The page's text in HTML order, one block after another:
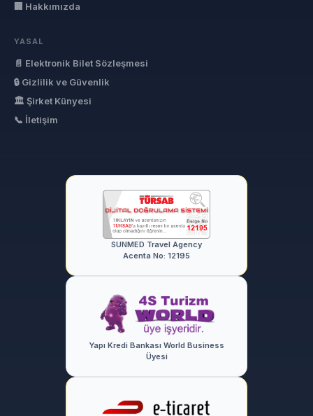
🏢 Hakkımızda
YASAL
📄 Elektronik Bilet Sözleşmesi
🔒 Gizlilik ve Güvenlik
🏛 Şirket Künyesi
📞 İletişim
SUNMED Travel Agency
Acenta No: 12195
Yapı Kredi Bankası World Business
Üyesi